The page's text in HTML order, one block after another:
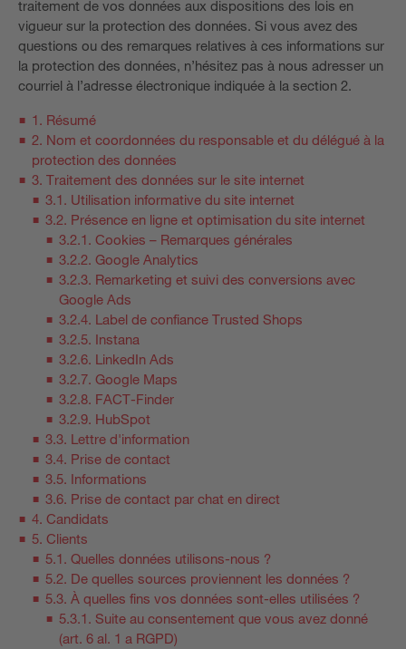
traitement de vos données aux dispositions des lois en
vigueur sur la protection des données. Si vous avez des
questions ou des remarques relatives à ces informations sur
la protection des données, n’hésitez pas à nous adresser un
courriel à l’adresse électronique indiquée à la section 2.
1. Résumé
2. Nom et coordonnées du responsable et du délégué à la
protection des données
3. Traitement des données sur le site internet
3.1. Utilisation informative du site internet
3.2. Présence en ligne et optimisation du site internet
3.2.1. Cookies – Remarques générales
3.2.2. Google Analytics
3.2.3. Remarketing et suivi des conversions avec
Google Ads
3.2.4. Label de confiance Trusted Shops
3.2.5. Instana
3.2.6. LinkedIn Ads
3.2.7. Google Maps
3.2.8. FACT-Finder
3.2.9. HubSpot
3.3. Lettre d'information
3.4. Prise de contact
3.5. Informations
3.6. Prise de contact par chat en direct
4. Candidats
5. Clients
5.1. Quelles données utilisons-nous ?
5.2. De quelles sources proviennent les données ?
5.3. À quelles fins vos données sont-elles utilisées ?
5.3.1. Suite au consentement que vous avez donné
(art. 6 al. 1 a RGPD)